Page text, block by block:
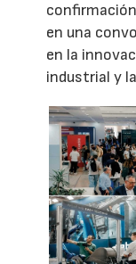
en una
en la
industrial y